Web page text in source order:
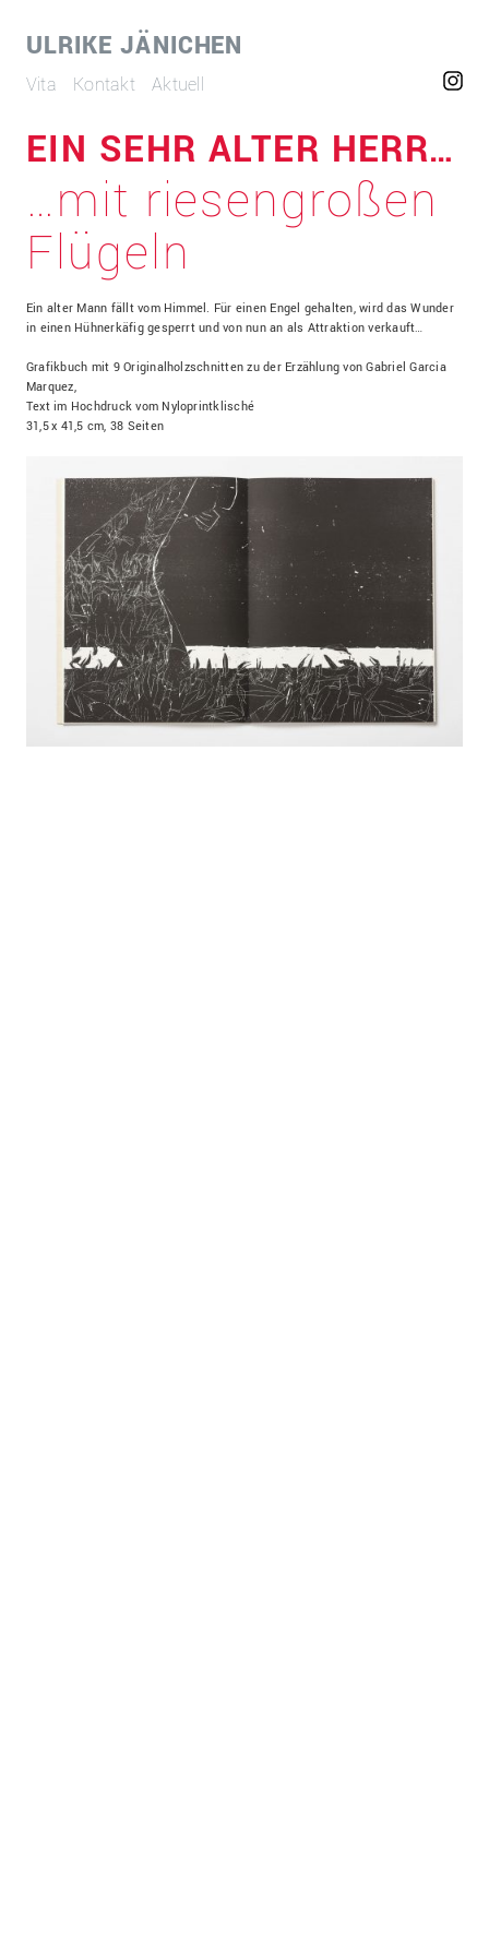
ULRIKE JÄNICHEN
Vita Kontakt Aktuell
EIN SEHR ALTER HERR…
…mit riesengroßen
Flügeln
Ein alter Mann fällt vom Himmel. Für einen Engel gehalten, wird das Wunder
in einen Hühnerkäfig gesperrt und von nun an als Attraktion verkauft…
Grafikbuch mit 9 Originalholzschnitten zu der Erzählung von Gabriel Garcia
Marquez,
Text im Hochdruck vom Nyloprintklisché
31,5 x 41,5 cm, 38 Seiten